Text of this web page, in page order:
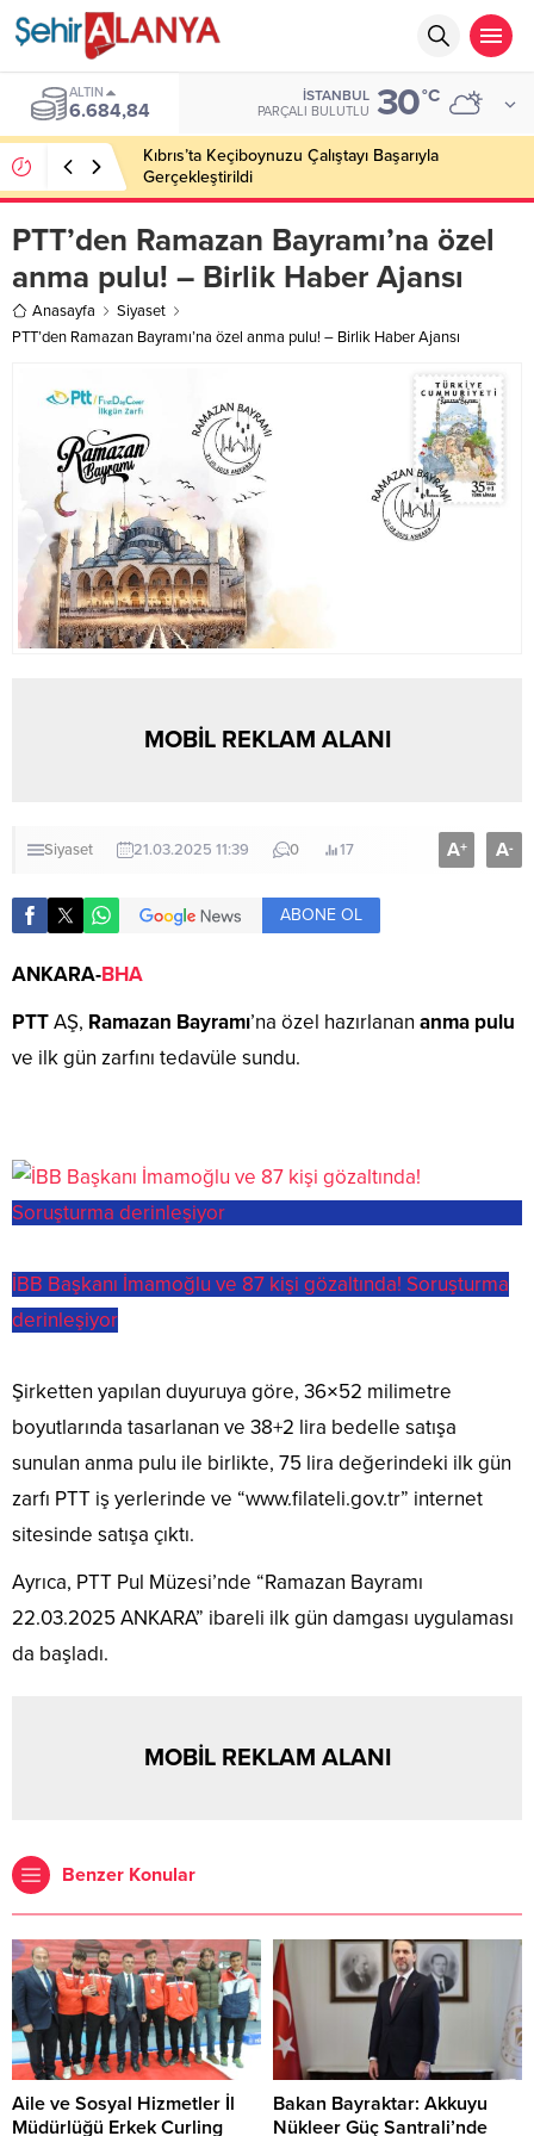
ALTIN
6.684,84
İSTANBUL
PARÇALI BULUTLU 30°C
Kıbrıs’ta Keçiboynuzu Çalıştayı Başarıyla
Gerçekleştirildi
PTT’den Ramazan Bayramı’na özel
anma pulu! – Birlik Haber Ajansı
Anasayfa
Siyaset
PTT’den Ramazan Bayramı’na özel anma pulu! – Birlik Haber Ajansı
MOBİL REKLAM ALANI
Siyaset 21.03.2025 11:39 0 17 A+ A-
ABONE OL
ANKARA-BHA
PTTAŞ, Ramazan Bayramı’na özel hazırlanan anma pulu
ve ilk gün zarfını tedavüle sundu.
İBB Başkanı İmamoğlu ve 87 kişi gözaltında! Soruşturma
derinleşiyor
Şirketten yapılan duyuruya göre, 36×52 milimetre
boyutlarında tasarlanan ve 38+2 lira bedelle satışa
sunulan anma pulu ile birlikte, 75 lira değerindeki ilk gün
zarfı PTT iş yerlerinde ve “www.filateli.gov.tr” internet
sitesinde satışa çıktı.
Ayrıca, PTT Pul Müzesi’nde “Ramazan Bayramı
22.03.2025 ANKARA” ibareli ilk gün damgası uygulaması
da başladı.
MOBİL REKLAM ALANI
Benzer Konular
Aile ve Sosyal Hizmetler İl
Müdürlüğü Erkek Curling
Bakan Bayraktar: Akkuyu
Nükleer Güç Santrali’nde